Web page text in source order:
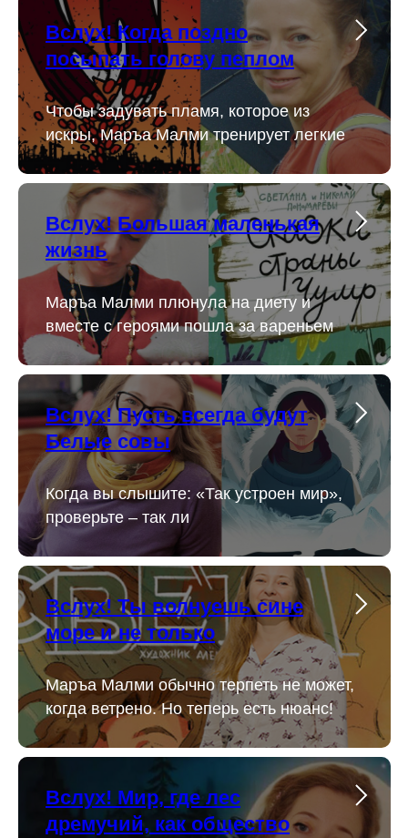
Вслух! Когда поздно
посыпать голову пеплом
Чтобы задувать пламя, которое из
искры, Маръа Малми тренирует легкие
Вслух! Большая маленькая
жизнь
Маръа Малми плюнула на диету и
вместе с героями пошла за вареньем
Вслух! Пусть всегда будут
Белые совы
Когда вы слышите: «Так устроен мир»,
проверьте – так ли
Вслух! Ты волнуешь сине
море и не только
Маръа Малми обычно терпеть не может,
когда ветрено. Но теперь есть нюанс!
Вслух! Мир, где лес
дремучий, как общество